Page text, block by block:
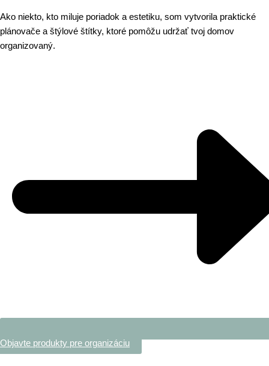
Ako niekto, kto miluje poriadok a estetiku, som vytvorila praktické
plánovače a štýlové štítky, ktoré pomôžu udržať tvoj domov
organizovaný.
Objavte produkty pre organizáciu